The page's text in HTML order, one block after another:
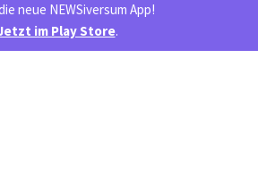
neue NEWSiversum App!
im Play Store.